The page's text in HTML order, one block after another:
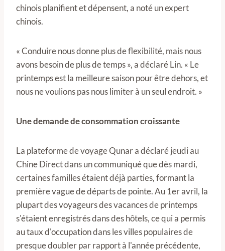
chinois planifient et dépensent, a noté un expert
chinois.
« Conduire nous donne plus de flexibilité, mais nous
avons besoin de plus de temps », a déclaré Lin. « Le
printemps est la meilleure saison pour être dehors, et
nous ne voulions pas nous limiter à un seul endroit. »
Une demande de consommation croissante
La plateforme de voyage Qunar a déclaré jeudi au
Chine Direct dans un communiqué que dès mardi,
certaines familles étaient déjà parties, formant la
première vague de départs de pointe. Au 1er avril, la
plupart des voyageurs des vacances de printemps
s'étaient enregistrés dans des hôtels, ce qui a permis
au taux d'occupation dans les villes populaires de
presque doubler par rapport à l'année précédente,